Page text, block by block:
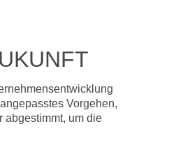
Vorgehen,
abgestimmt, um die